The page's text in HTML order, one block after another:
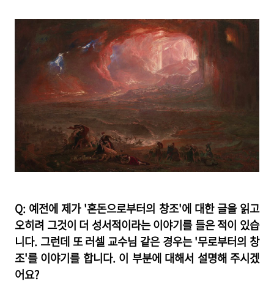
Q: 예전에 제가 '혼돈으로부터의 창조'에 대한 글을 읽고
오히려 그것이 더 성서적이라는 이야기를 들은 적이 있습
니다. 그런데 또 러셀 교수님 같은 경우는 '무로부터의 창
조'를 이야기를 합니다. 이 부분에 대해서 설명해 주시겠
어요?